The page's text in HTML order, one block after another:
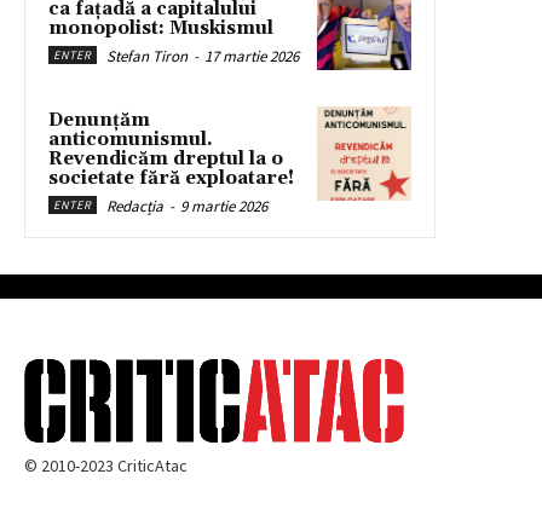
ca fațadă a capitalului
monopolist: Muskismul
ENTER Stefan Tiron - 17 martie 2026
Denunțăm
anticomunismul.
Revendicăm dreptul la o
societate fără exploatare!
ENTER Redacția - 9 martie 2026
© 2010-2023 CriticAtac